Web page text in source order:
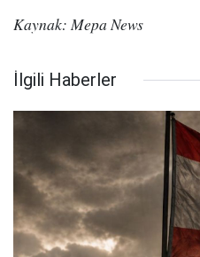
Kaynak: Mepa News
İlgili Haberler